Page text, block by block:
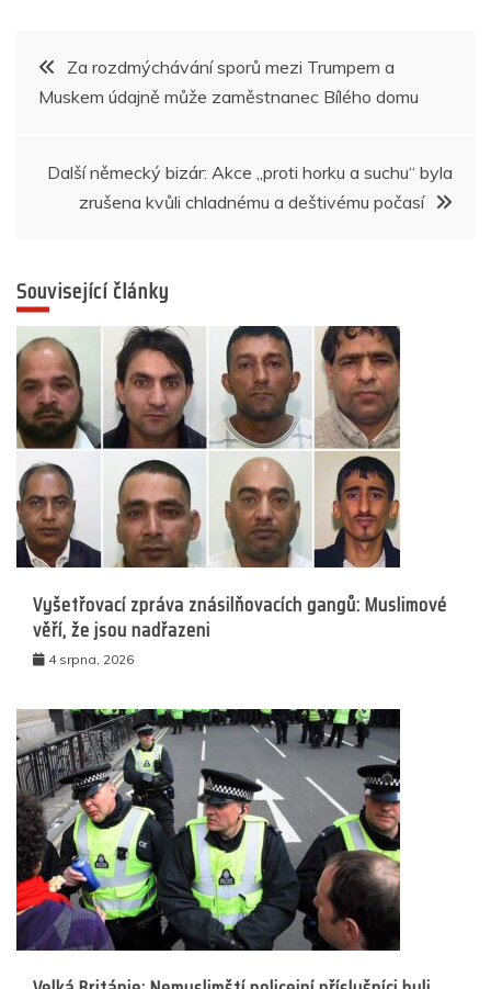
o
o
p
p
g
er
n
m
Navigace
pro
příspěvek
Za rozdmýchávání sporů mezi Trumpem a
Muskem údajně může zaměstnanec Bílého domu
Další německý bizár: Akce „proti horku a suchu“ byla
zrušena kvůli chladnému a deštivému počasí
Související články
Vyšetřovací zpráva znásilňovacích gangů: Muslimové
věří, že jsou nadřazeni
4 srpna, 2026